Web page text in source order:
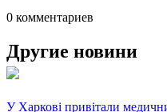
0 комментариев
Другие новини
У Харкові привітали